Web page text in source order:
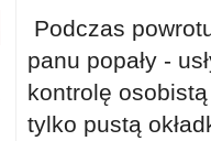
Podczas
panu popały -
kontrolę
tylko pustą